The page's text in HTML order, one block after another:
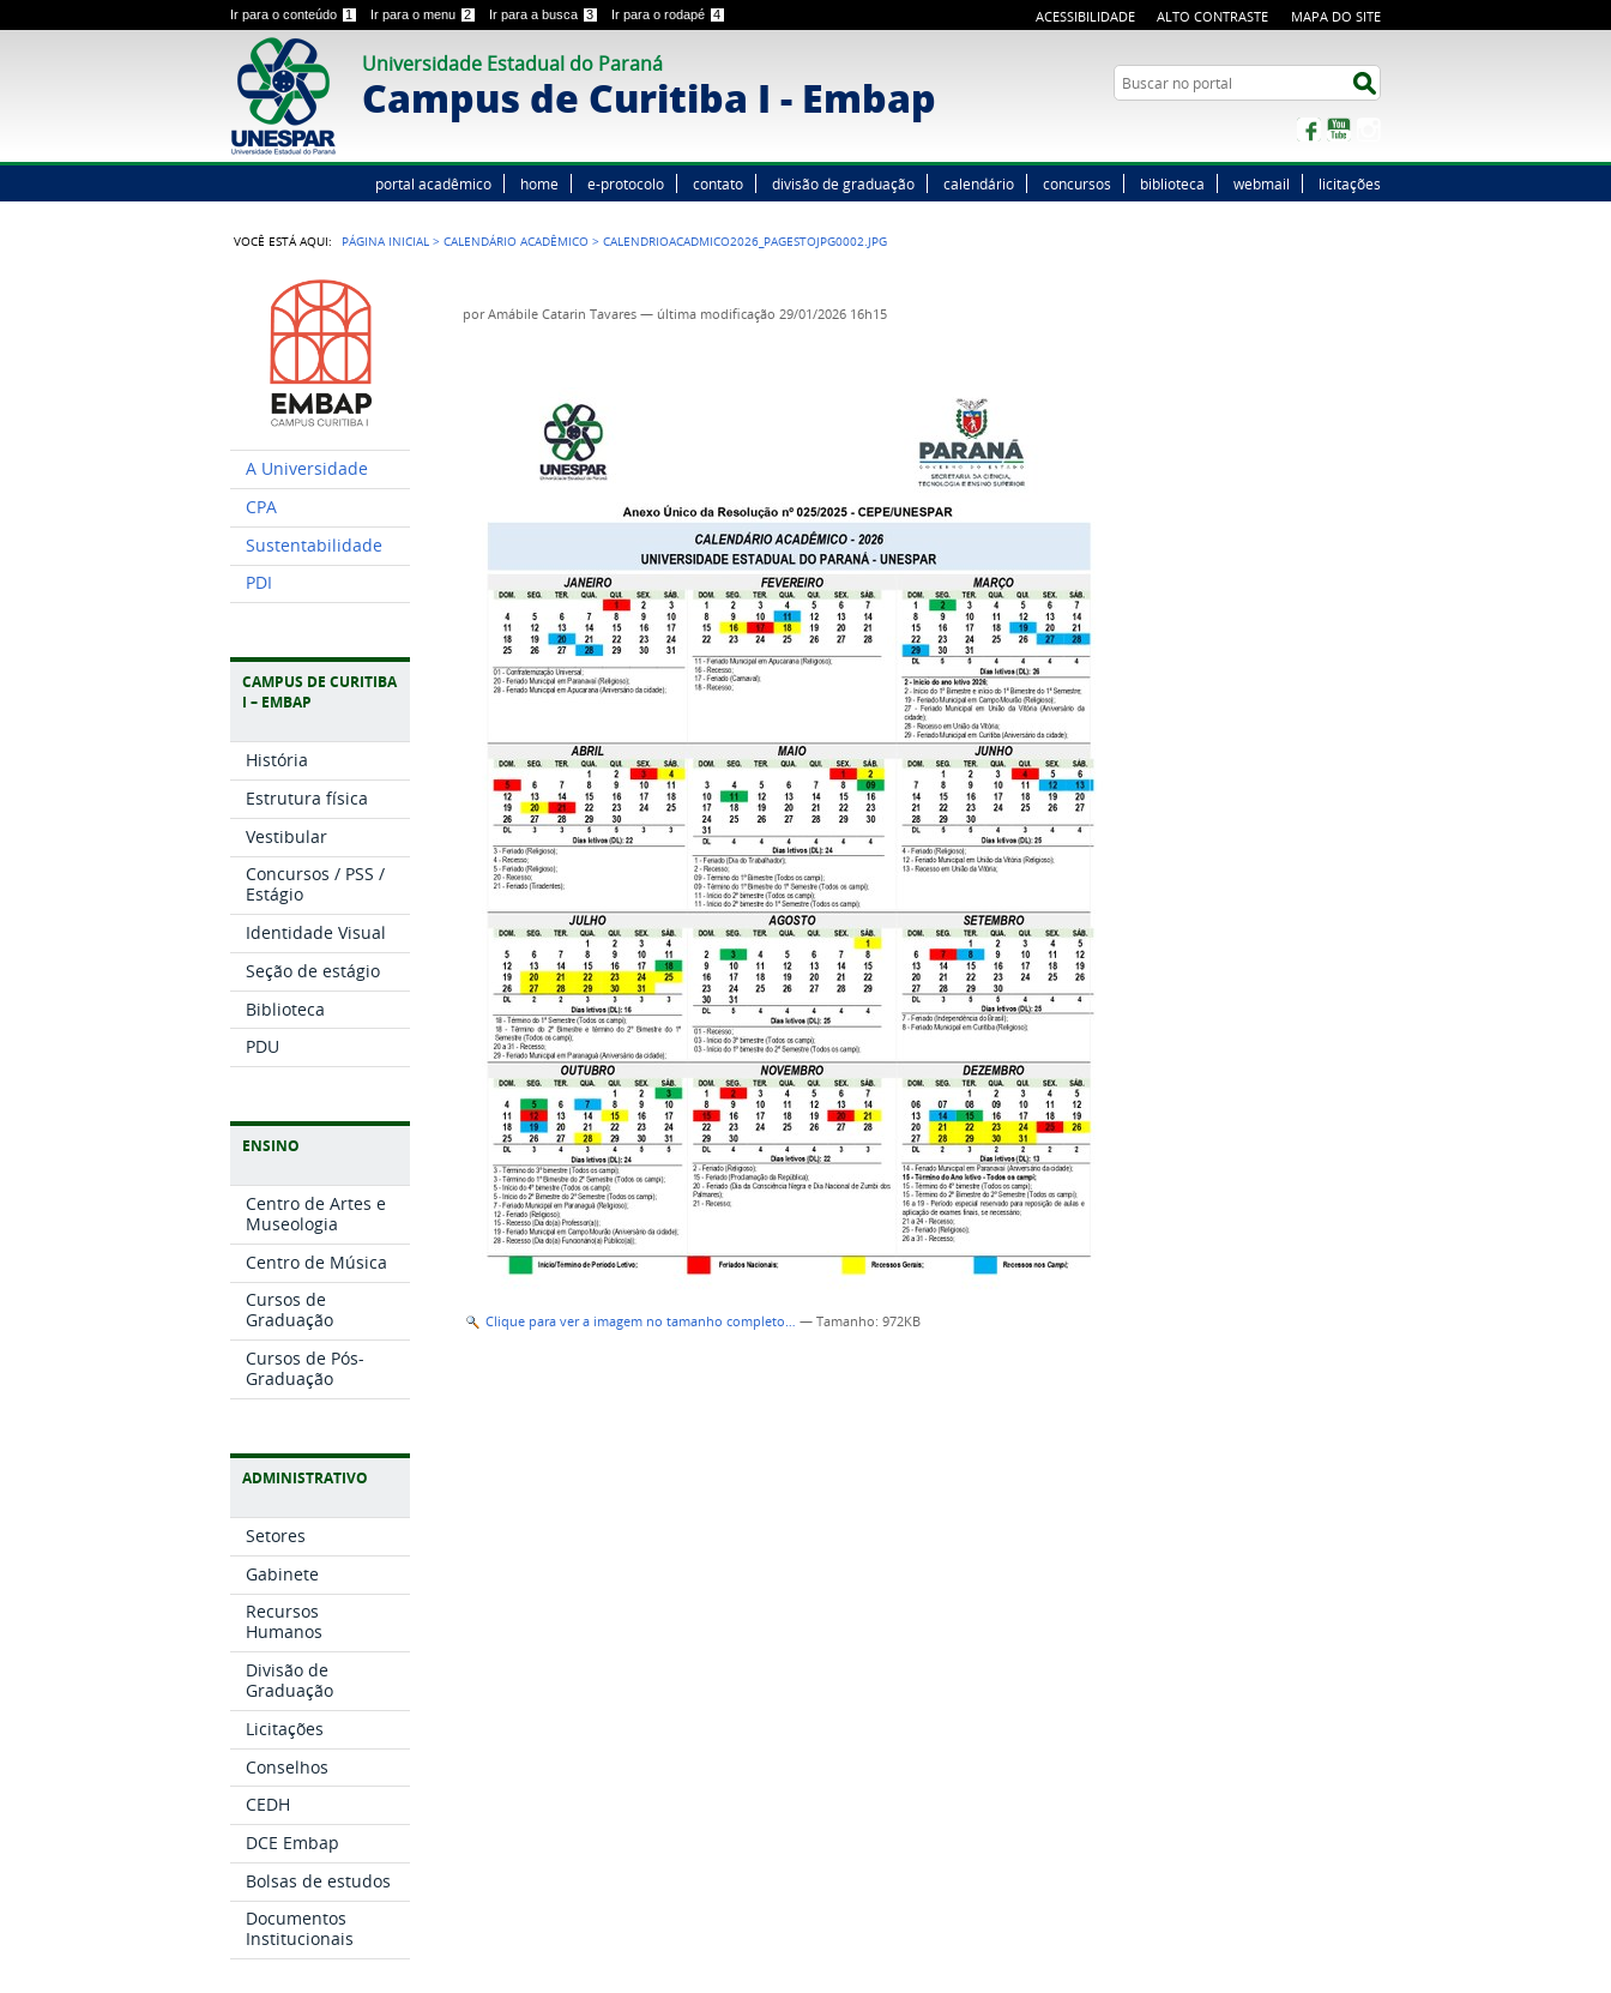
Ir para o conteúdo 1 Ir para o menu 2 Ir para a busca 3 Ir para o rodapé 4 ACESSIBILIDADE ALTO CONTRASTE MAPA DO SITE
Universidade Estadual do Paraná
Campus de Curitiba I - Embap Buscar no portal
Facebook
portal acadêmico home e-protocolo contato divisão de graduação calendário concursos biblioteca webmail licitações
VOCÊ ESTÁ AQUI: PÁGINA INICIAL >CALENDÁRIO ACADÊMICO >CALENDRIOACADMICO2026_PAGESTOJPG0002.JPG
A Universidade
CPA
Sustentabilidade
PDI
CAMPUS DE CURITIBA
I – EMBAP
História
Estrutura física
Vestibular
Concursos / PSS /
Estágio
Identidade Visual
Seção de estágio
Biblioteca
PDU
ENSINO
Centro de Artes e
Museologia
Centro de Música
Cursos de
Graduação
Cursos de Pós-
Graduação
ADMINISTRATIVO
Setores
Gabinete
Recursos
Humanos
Divisão de
Graduação
Licitações
Conselhos
CEDH
DCE Embap
Bolsas de estudos
Documentos
Institucionais
porAmábile Catarin Tavares — última modificação 29/01/2026 16h15
Clique para ver a imagem no tamanho completo… —Tamanho: 972KB